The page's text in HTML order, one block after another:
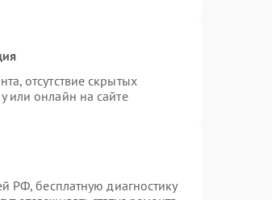
отсутствие скрытых
или онлайн на сайте
РФ, бесплатную диагностику